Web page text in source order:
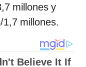
millones y
1,7 millones.